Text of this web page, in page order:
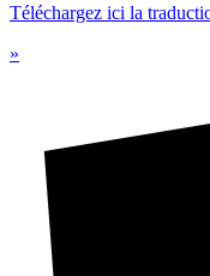
Téléchargez ici la
»